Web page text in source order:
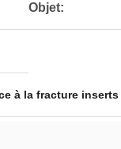
Objet:
à la fracture